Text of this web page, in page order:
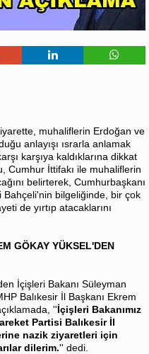
muhaliflerin Erdoğan ve
anlayışı ısrarla anlamak
karşıya kaldıklarına dikkat
Cumhur İttifakı ile muhaliflerin
belirterek, Cumhurbaşkanı
Bahçeli'nin bilgeliğinde, bir çok
de yırtıp atacaklarını
GÖKAY YÜKSEL'DEN
İçişleri Bakanı Süleyman
Balıkesir İl Başkanı Ekrem
''İçişleri Bakanımız
Partisi Balıkesir İl
nazik ziyaretleri için
dilerim.'' dedi.